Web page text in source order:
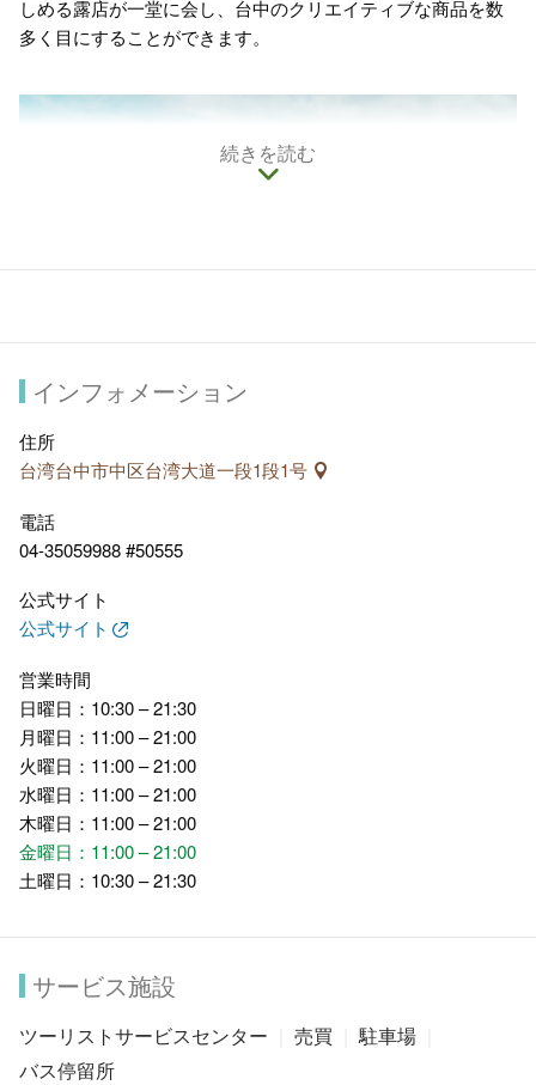
しめる露店が一堂に会し、台中のクリエイティブな商品を数
多く目にすることができます。
続きを読む
インフォメーション
住所
台湾台中市中区台湾大道一段1段1号
電話
04-35059988 #50555
公式サイト
公式サイト
営業時間
日曜日：10:30 – 21:30
月曜日：11:00 – 21:00
火曜日：11:00 – 21:00
水曜日：11:00 – 21:00
木曜日：11:00 – 21:00
金曜日：11:00 – 21:00
土曜日：10:30 – 21:30
サービス施設
ツーリストサービスセンター 売買
駐車場
バス停留所